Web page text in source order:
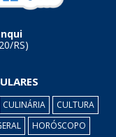
RS)
CULINÁRIA
CULTURA
HORÓSCOPO